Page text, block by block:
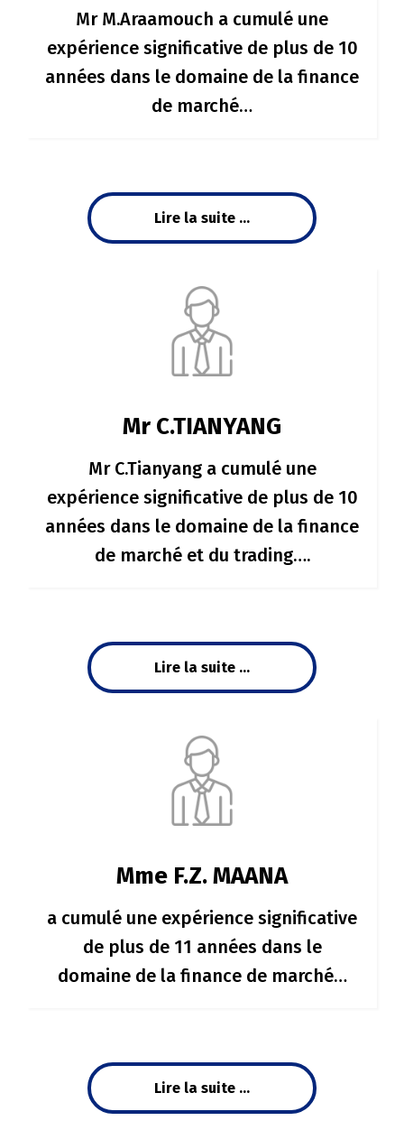
Mr M.Araamouch a cumulé une
expérience significative de plus de 10
années dans le domaine de la finance
de marché…
Lire la suite ...
Mr C.TIANYANG
Mr C.Tianyang a cumulé une
expérience significative de plus de 10
années dans le domaine de la finance
de marché et du trading….
Lire la suite ...
Mme F.Z. MAANA
a cumulé une expérience significative
de plus de 11 années dans le
domaine de la finance de marché…
Lire la suite ...